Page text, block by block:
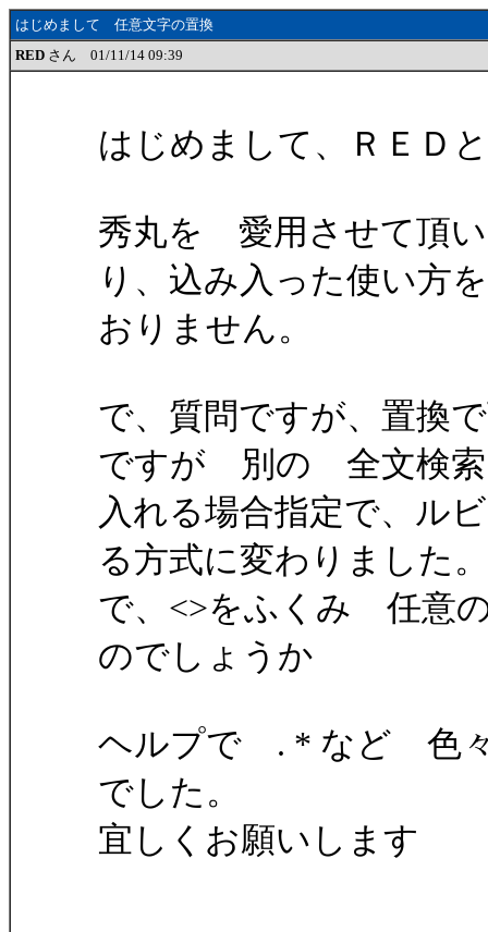
はじめまして 任意文字の置換
RED さん 01/11/14 09:39
はじめまして、ＲＥＤ
秀丸を 愛用させて頂
り、込み入った使い方
おりません。
で、質問ですが、置換
ですが 別の 全文検
入れる場合指定で、ル
る方式に変わりました。
で、<>をふくみ 任意
のでしょうか
ヘルプで . * など 色
でした。
宜しくお願いします